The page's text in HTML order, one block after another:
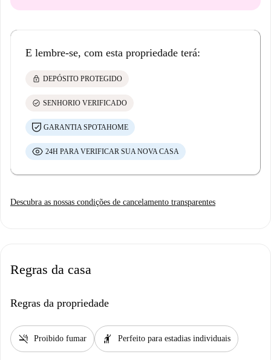
E lembre-se, com esta propriedade terá:
lock DEPÓSITO PROTEGIDO
check_circle SENHORIO VERIFICADO
GARANTIA SPOTAHOME
24H PARA VERIFICAR SUA NOVA CASA
Descubra as nossas condições de cancelamento transparentes
Regras da casa
Regras da propriedade
smoke_free Proibido fumar hail Perfeito para estadias individuais